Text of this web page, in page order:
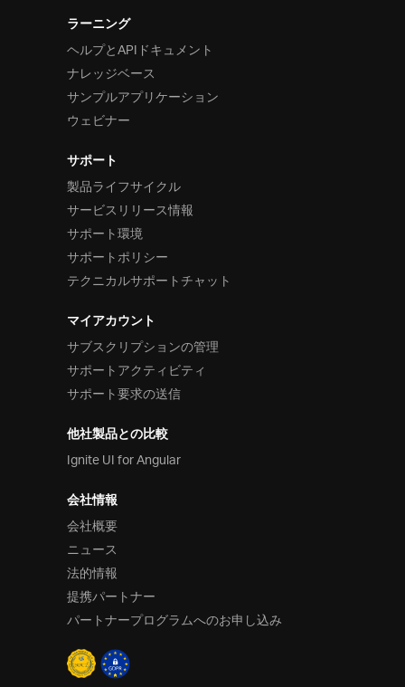
ラーニング
ヘルプとAPIドキュメント
ナレッジベース
サンプルアプリケーション
ウェビナー
サポート
製品ライフサイクル
サービスリリース情報
サポート環境
サポートポリシー
テクニカルサポートチャット
マイアカウント
サブスクリプションの管理
サポートアクティビティ
サポート要求の送信
他社製品との比較
Ignite UI for Angular
会社情報
会社概要
ニュース
法的情報
提携パートナー
パートナープログラムへのお申し込み